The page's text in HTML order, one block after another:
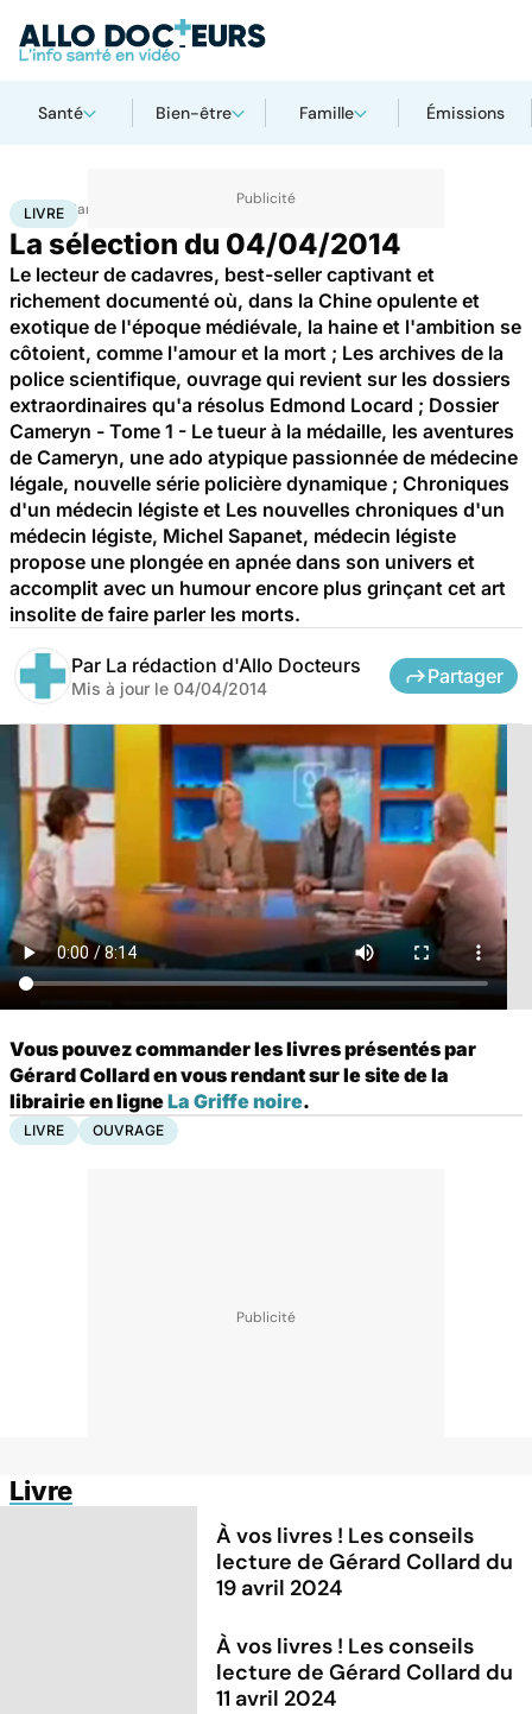
Santé Bien-être Famille Émissions
Accueil Santé
LIVRE
La sélection du 04/04/2014
Le lecteur de cadavres, best-seller captivant et
richement documenté où, dans la Chine opulente et
exotique de l'époque médiévale, la haine et l'ambition se
côtoient, comme l'amour et la mort ; Les archives de la
police scientifique, ouvrage qui revient sur les dossiers
extraordinaires qu'a résolus Edmond Locard ; Dossier
Cameryn - Tome 1 - Le tueur à la médaille, les aventures
de Cameryn, une ado atypique passionnée de médecine
légale, nouvelle série policière dynamique ; Chroniques
d'un médecin légiste et Les nouvelles chroniques d'un
médecin légiste, Michel Sapanet, médecin légiste
propose une plongée en apnée dans son univers et
accomplit avec un humour encore plus grinçant cet art
insolite de faire parler les morts.
Par La rédaction d'Allo Docteurs
Mis à jour le 04/04/2014
Partager
Vous pouvez commander les livres présentés par
Gérard Collard en vous rendant sur le site de la
librairie en ligneLa Griffe noire.
LIVRE OUVRAGE
Livre
À vos livres ! Les conseils
lecture de Gérard Collard du
19 avril 2024
À vos livres ! Les conseils
lecture de Gérard Collard du
11 avril 2024